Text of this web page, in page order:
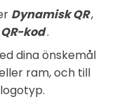
Dynamisk QR,
kod.
dina önskemål
ram, och till